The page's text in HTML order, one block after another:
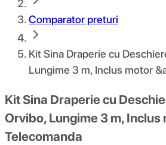
Comparator preturi
Kit Sina Draperie cu
Lungime 3 m, Inclus motor
Kit Sina Draperie cu
Orvibo, Lungime 3 m, Inclus
Telecomanda